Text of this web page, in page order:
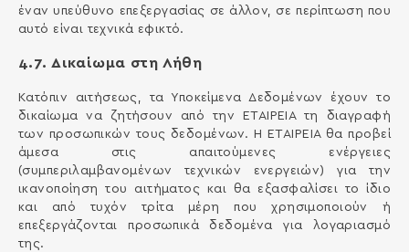
έναν υπεύθυνο επεξεργασίας σε άλλον, σε περίπτωση που
αυτό είναι τεχνικά εφικτό.
4.7. Δικαίωμα στη Λήθη
Κατόπιν αιτήσεως, τα Υποκείμενα Δεδομένων έχουν το
δικαίωμα να ζητήσουν από την ΕΤΑΙΡΕΙΑ τη διαγραφή
των προσωπικών τους δεδομένων. Η ΕΤΑΙΡΕΙΑ θα προβεί
άμεσα στις απαιτούμενες ενέργειες
(συμπεριλαμβανομένων τεχνικών ενεργειών) για την
ικανοποίηση του αιτήματος και θα εξασφαλίσει το ίδιο
και από τυχόν τρίτα μέρη που χρησιμοποιούν ή
επεξεργάζονται προσωπικά δεδομένα για λογαριασμό
της.